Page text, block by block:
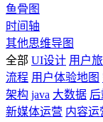
鱼骨图
时间轴
其他思维导图
全部 UI设计 用户
流程 用户体验地图
架构 java 大数据
新媒体运营 内容运